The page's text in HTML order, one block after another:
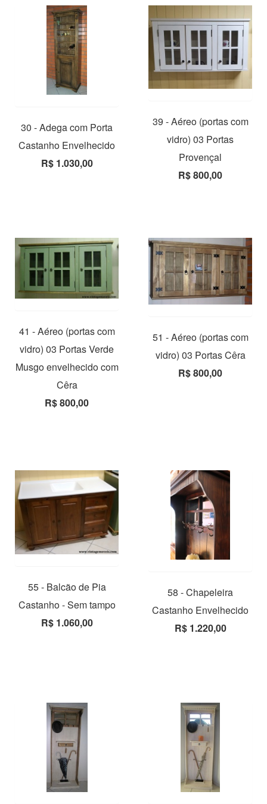
30 - Adega com Porta
Castanho Envelhecido
R$ 1.030,00
39 - Aéreo (portas com
vidro) 03 Portas
Provençal
R$ 800,00
41 - Aéreo (portas com
vidro) 03 Portas Verde
Musgo envelhecido com
Cêra
R$ 800,00
51 - Aéreo (portas com
vidro) 03 Portas Cêra
R$ 800,00
55 - Balcão de Pia
Castanho - Sem tampo
R$ 1.060,00
58 - Chapeleira
Castanho Envelhecido
R$ 1.220,00